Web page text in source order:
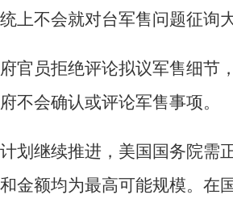
上不会就对台军售问题征询
官员拒绝评论拟议军售细节
不会确认或评论军售事项。
划继续推进，美国国务院需
金额均为最高可能规模。在